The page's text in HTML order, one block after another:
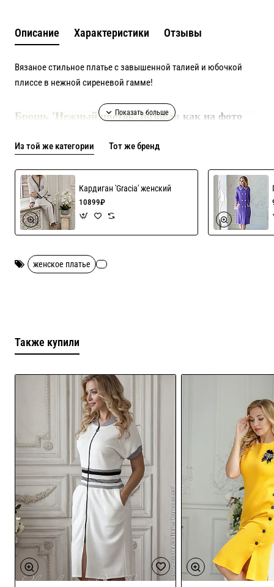
Описание Характеристики Отзывы
Вязаное стильное платье с завышенной талией и юбочкой
плиссе в нежной сиреневой гамме!
Брошь 'Нежный цветок' розовая как на фото
Возможен пошив в различных цветах, актуальные оттенки в
наличии уточняйте!
Из той же категории Тот же бренд
Кардиган 'Gracia' женский
10899₽
женское платье
Также купили